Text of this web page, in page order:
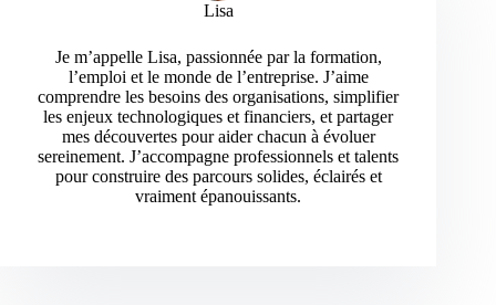
Lisa
Je m’appelle Lisa, passionnée par la formation,
l’emploi et le monde de l’entreprise. J’aime
comprendre les besoins des organisations, simplifier
les enjeux technologiques et financiers, et partager
mes découvertes pour aider chacun à évoluer
sereinement. J’accompagne professionnels et talents
pour construire des parcours solides, éclairés et
vraiment épanouissants.